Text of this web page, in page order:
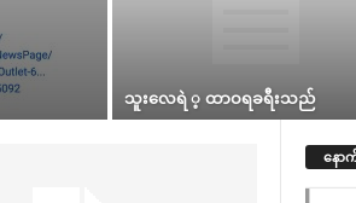
သူး‌လေရဲ ့ ထာဝရခရီးသည်
နော